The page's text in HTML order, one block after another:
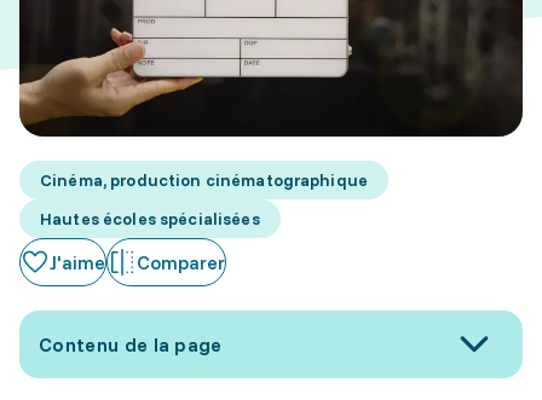
Cinéma, production cinématographique
Hautes écoles spécialisées
J'aime Comparer
Contenu de la page